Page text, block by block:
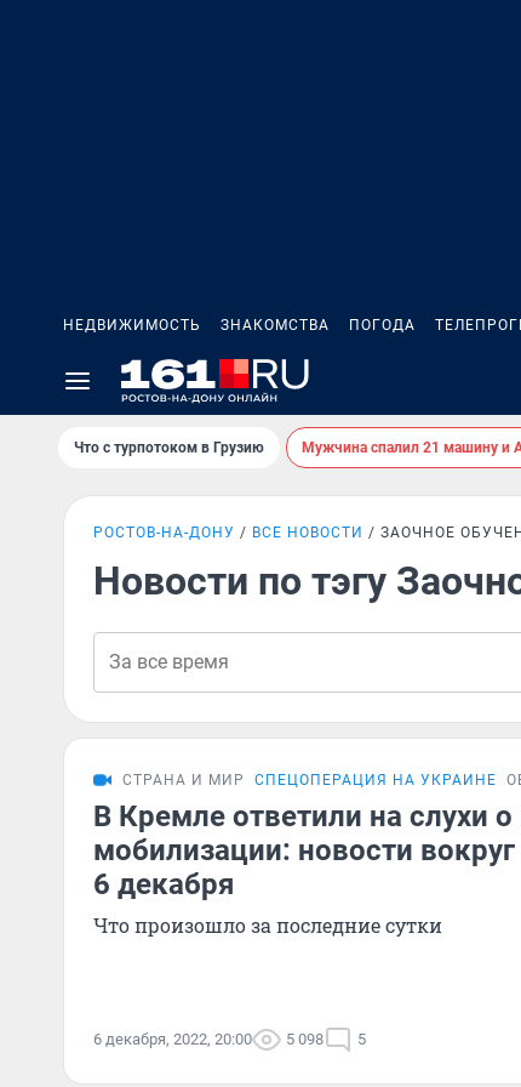
НЕДВИЖИМОСТЬ ЗНАКОМСТВА ПОГОДА
Что с турпотоком в Грузию Мужчина спалил 21 машину и
РОСТОВ-НА-ДОНУ ВСЕ НОВОСТИ ЗАОЧНОЕ
Новости по тэгу
СТРАНА И МИР СПЕЦОПЕРАЦИЯ НА УКРАИНЕ
В Кремле ответили на слухи
мобилизации: новости
6 декабря
Что произошло за последние сутки
6 декабря, 2022, 20:00 5 098 5